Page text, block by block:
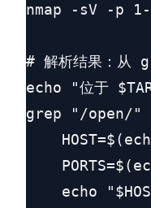
nmap -sV -p 1-
# 解析结果：从
echo "位于
grep "/open/"
echo